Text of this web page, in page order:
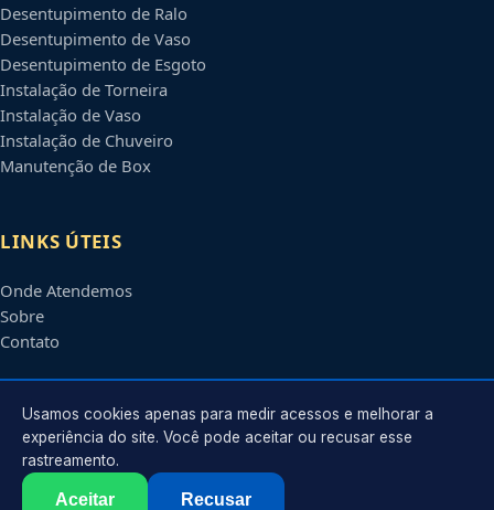
Desentupimento de Ralo
Desentupimento de Vaso
Desentupimento de Esgoto
Instalação de Torneira
Instalação de Vaso
Instalação de Chuveiro
Manutenção de Box
LINKS ÚTEIS
Onde Atendemos
Sobre
Contato
CONTATO
Atendimento em
contato@encanadoremboavista.com.br
Usamos cookies apenas para medir acessos e melhorar a
experiência do site. Você pode aceitar ou recusar esse
rastreamento.
Aceitar Recusar